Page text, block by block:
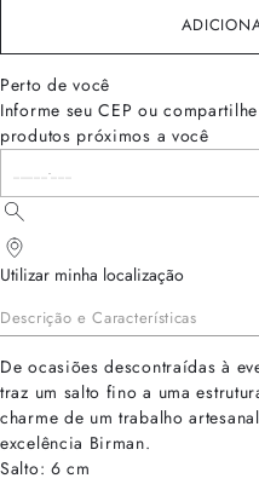
Perto de você
Informe seu CEP ou
produtos próximos a você
Utilizar minha localização
Descrição e Características
De ocasiões descontraídas à
traz um salto fino a uma
charme de um trabalho
excelência Birman.
Salto: 6 cm